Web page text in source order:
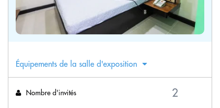
Équipements de la salle d'exposition
Nombre d'invités